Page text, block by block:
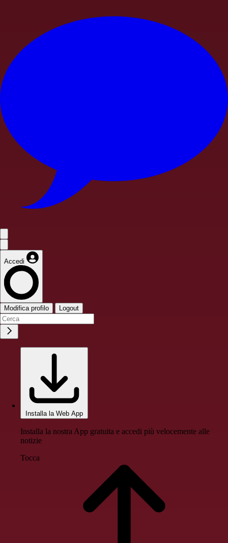
Accedi
Modifica profilo Logout
Installa la Web App
Installa la nostra App gratuita e accedi più velocemente alle
notizie
Tocca